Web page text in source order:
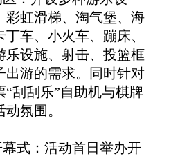
彩虹滑梯、淘气堡、海
车、小火车、蹦床、
乐设施、射击、投篮框
出游的需求。同时针对
刮刮乐”自助机与棋牌
氛围。
式：活动首日举办开